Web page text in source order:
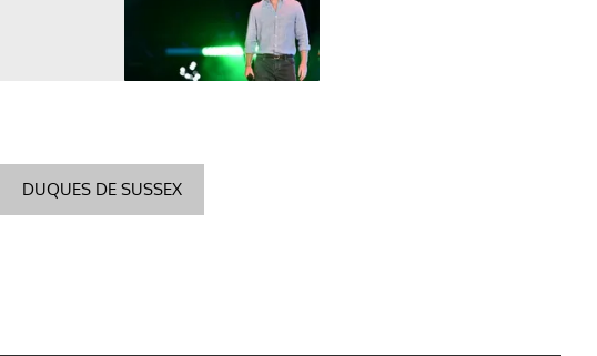
DUQUES DE SUSSEX